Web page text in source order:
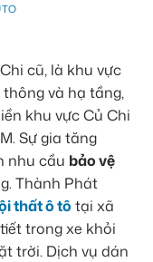
cũ, là khu vực
và hạ tầng,
khu vực Củ Chi
Sự gia tăng
nhu cầu bảo vệ
Thành Phát
thất ô tôtại xã
trong xe khỏi
trời. Dịch vụ dán